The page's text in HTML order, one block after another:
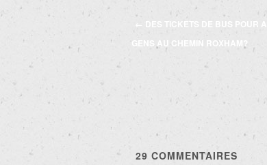
Navigation
des
← DES TICKETS DE BUS POUR
GENS AU CHEMIN ROXHAM?
29 COMMENTAIRES